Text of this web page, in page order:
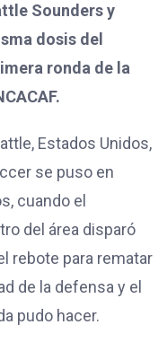
Sounders y
dosis del
ronda de la
Estados Unidos,
se puso en
cuando el
del área disparó
rebote para rematar
de la defensa y el
pudo hacer.